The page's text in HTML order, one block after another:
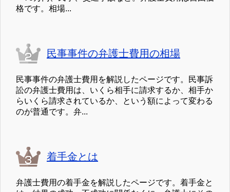
格です。相場...
民事事件の弁護士費用の相場
民事事件の弁護士費用を解説したページです。民事訴
訟の弁護士費用は、いくら相手に請求するか、相手か
らいくら請求されているか、という額によって変わる
のが普通です。弁...
着手金とは
弁護士費用の着手金を解説したページです。着手金と